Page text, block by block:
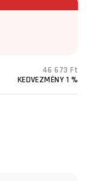
46 673 Ft
KEDVEZMÉNY 1 %